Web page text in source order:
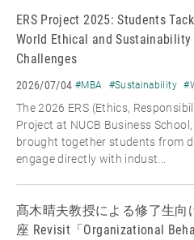
ERS Project 2025: Students
World Ethical and Sustainability
Challenges
2026/07/04 #MBA #Sustainability
The 2026 ERS (Ethics,
Project at NUCB Business
brought together students from
engage directly with indust...
髙木晴夫教授による修了生向
座 Revisit「Organizational